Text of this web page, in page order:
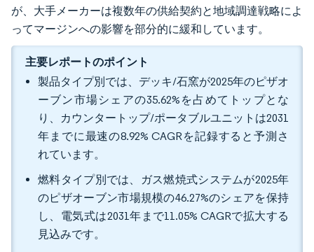
が、大手メーカーは複数年の供給契約と地域調達戦略によ
ってマージンへの影響を部分的に緩和しています。
主要レポートのポイント
製品タイプ別では、デッキ/石窯が2025年のピザオ
ーブン市場シェアの35.62%を占めてトップとな
り、カウンタートップ/ポータブルユニットは2031
年までに最速の8.92% CAGRを記録すると予測さ
れています。
燃料タイプ別では、ガス燃焼式システムが2025年
のピザオーブン市場規模の46.27%のシェアを保持
し、電気式は2031年まで11.05% CAGRで拡大する
見込みです。